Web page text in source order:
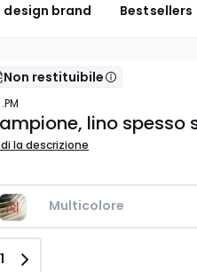
design brand Bestsellers
Non restituibile, Più
lino spesso
la descrizione
Multicolore
Quantità
1